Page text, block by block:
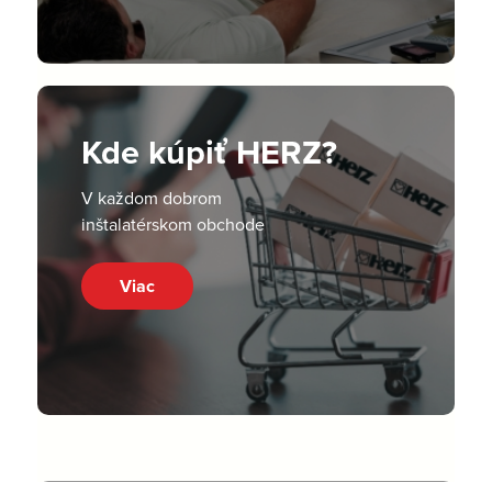
Kde kúpiť HERZ?
V každom dobrom
inštalatérskom obchode
Viac